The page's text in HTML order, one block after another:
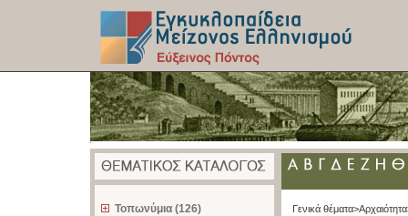
Τοπωνύμια (126)
Γενικά θέματα>